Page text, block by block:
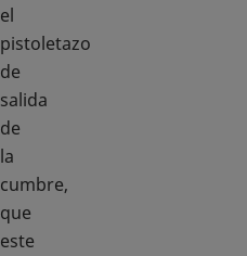
el
pistoletazo
de
salida
de
la
cumbre,
que
este